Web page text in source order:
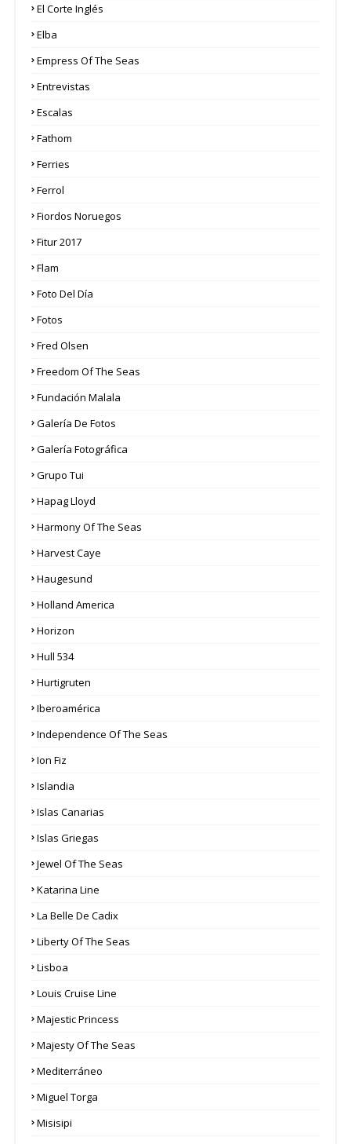
El Corte Inglés
Elba
Empress Of The Seas
Entrevistas
Escalas
Fathom
Ferries
Ferrol
Fiordos Noruegos
Fitur 2017
Flam
Foto Del Día
Fotos
Fred Olsen
Freedom Of The Seas
Fundación Malala
Galería De Fotos
Galería Fotográfica
Grupo Tui
Hapag Lloyd
Harmony Of The Seas
Harvest Caye
Haugesund
Holland America
Horizon
Hull 534
Hurtigruten
Iberoamérica
Independence Of The Seas
Ion Fiz
Islandia
Islas Canarias
Islas Griegas
Jewel Of The Seas
Katarina Line
La Belle De Cadix
Liberty Of The Seas
Lisboa
Louis Cruise Line
Majestic Princess
Majesty Of The Seas
Mediterráneo
Miguel Torga
Misisipi